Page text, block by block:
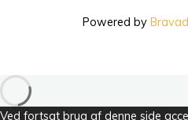
Powered by
Ved fortsat brug af denne side